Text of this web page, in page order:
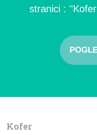
stranici :
Kofer